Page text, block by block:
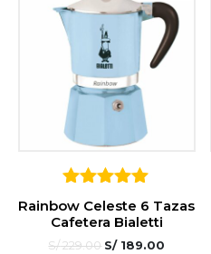
5
sobre 5
Rainbow Celeste 6 Tazas
Cafetera Bialetti
S/229.00 S/189.00